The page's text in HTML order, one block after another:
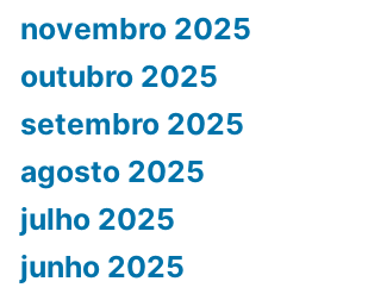
novembro 2025
outubro 2025
setembro 2025
agosto 2025
julho 2025
junho 2025